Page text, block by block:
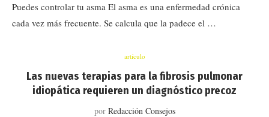
Puedes controlar tu asma El asma es una enfermedad crónica
cada vez más frecuente. Se calcula que la padece el …
artículo
Las nuevas terapias para la fibrosis pulmonar
idiopática requieren un diagnóstico precoz
por Redacción Consejos